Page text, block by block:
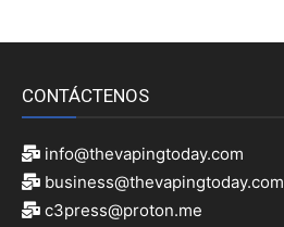
CONTÁCTENOS
info@thevapingtoday.com
business@thevapingtoday.com
c3press@proton.me